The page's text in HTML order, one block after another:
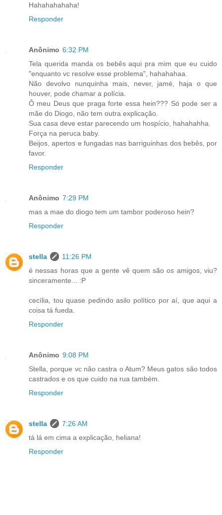
Hahahahahaha!
Responder
Anônimo 6:32 PM
Tela querida manda os bebês aqui pra mim que eu cuido
"enquanto vc resolve esse problema", hahahahaa.
Não devolvo nunquinha mais, never, jamé, haja o que
houver, pode chamar a polícia.
Ô meu Deus que praga forte essa hein??? Só pode ser a
mãe do Diogo, não tem outra explicação.
Sua casa deve estar parecendo um hospício, hahahahha.
Força na peruca baby.
Beijos, apertos e fungadas nas barriguinhas dos bebês, por
favor.
Responder
Anônimo 7:29 PM
mas a mae do diogo tem um tambor poderoso hein?
Responder
stella
11:26 PM
é nessas horas que a gente vê quem são os amigos, viu?
sinceramente... :P
cecília, tou quase pedindo asilo político por aí, que aqui a
coisa tá fueda.
Responder
Anônimo 9:08 PM
Stella, porque vc não castra o Atum? Meus gatos são todos
castrados e os que cuido na rua também.
Responder
stella
7:26 AM
tá lá em cima a explicação, heliana!
Responder